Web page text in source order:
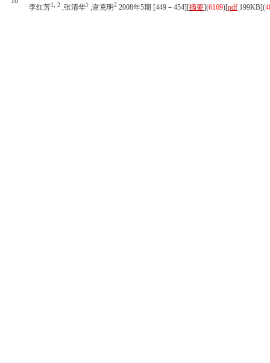
李红芳1, 2 ,张清华1 ,谢克明2 2008年5期 [449－454][摘要](6169)[pdf 199KB](